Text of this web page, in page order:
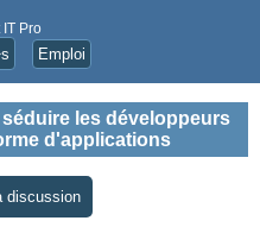
Pro
Emploi
les développeurs
d'applications
discussion